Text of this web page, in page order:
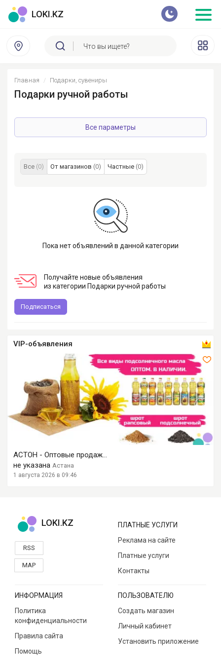
LOKI.KZ
Главная Подарки, сувениры
Подарки ручной работы
Все параметры
Все (0) От магазинов (0) Частные (0)
Пока нет объявлений в данной категории
Получайте новые объявления
из категории Подарки ручной работы
Подписаться
VIP-объявления
АСТОН - Оптовые продаж...
не указана Астана
1 августа 2026 в 09:46
LOKI.KZ
RSS
MAP
ПЛАТНЫЕ УСЛУГИ
Реклама на сайте
Платные услуги
Контакты
ИНФОРМАЦИЯ
Политика
конфиденциальности
Правила сайта
Помощь
ПОЛЬЗОВАТЕЛЮ
Создать магазин
Личный кабинет
Установить приложение